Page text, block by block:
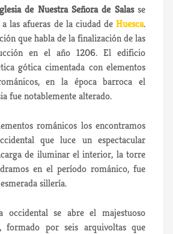
de Nuestra Señora de Salasse
las afueras de la ciudad de Huesca.
que habla de la finalización de las
en el año 1206. El edificio
gótica cimentada con elementos
en la época barroca el
fue notablemente alterado.
románicos los encontramos
que luce un espectacular
de iluminar el interior, la torre
en el período románico, fue
sillería.
occidental se abre el majestuoso
formado por seis arquivoltas que